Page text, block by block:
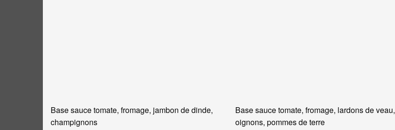
Base sauce tomate, fromage, jambon de dinde,
champignons
Base sauce tomate, fromage, lardons de veau,
oignons, pommes de terre